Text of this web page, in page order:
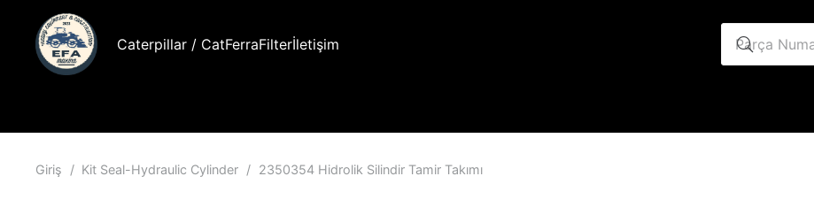
Caterpillar / CatFerraFilterİletişim
Giriş / Kit Seal-Hydraulic Cylinder / 2350354 Hidrolik Silindir Tamir Takımı